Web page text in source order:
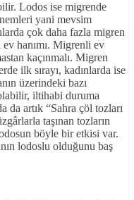
Lodos ise migrende
yani mevsim
çok daha fazla migren
ev hanımı. Migrenli ev
kaçınmalı. Migren
ilk sırayı, kadınlarda ise
üzerindeki bazı
iltihabi duruma
da artık “Sahra çöl tozları
taşınan tozların
böyle bir etkisi var.
lodoslu olduğunu baş